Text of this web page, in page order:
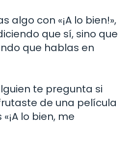
algo con «¡A lo bien!»,
que sí, sino que
que hablas en
te pregunta si
de una película
lo bien, me